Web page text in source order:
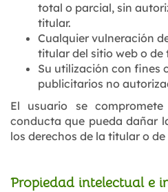
total o parcial, sin
titular.
Cualquier vulneración
titular del sitio web o de
Su utilización con fines
publicitarios no
El usuario se
conducta que pueda dañar
los derechos de la titular o de
Propiedad intelectual e